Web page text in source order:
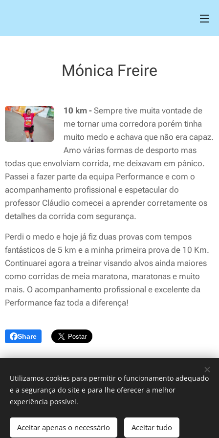
Mónica Freire
10 km -Sempre tive muita vontade de
me tornar uma corredora porém tinha
muito medo e achava que não era capaz.
Amo várias formas de desporto mas
todas que envolviam corrida, me deixavam em pânico.
Passei a fazer parte da equipa Performance e com o
acompanhamento profissional e espetacular do
professor Cláudio comecei a aprender corretamente os
detalhes da corrida com segurança.
Perdi o medo e hoje já fiz duas provas com tempos
fantásticos de 5 km e a minha primeira prova de 10 Km.
Continuarei agora a treinar visando alvos ainda maiores
como corridas de meia maratona, maratonas e muito
mais. O acompanhamento profissional e excelente da
Performance faz toda a diferença!
Share
© 2026 Performance - Treinos a sua medida
Whatsapp 916 988 387
Cookies
Utilizamos cookies para permitir o funcionamento adequado
e a segurança do site e para lhe oferecer a melhor
experiência possível.
Aceitar apenas o necessário Aceitar tudo